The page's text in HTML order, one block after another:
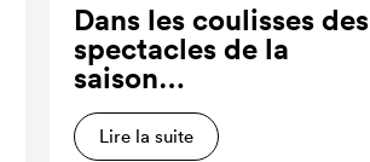
Dans les coulisses des
spectacles de la
saison…
Lire la suite